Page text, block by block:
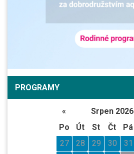
PROGRAMY
« Srpen 2026
Po
Út St Čt Pá
27
28 29 30 31